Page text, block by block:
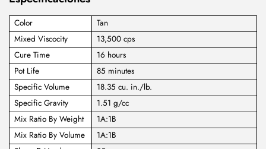
Color
Tan
Mixed Viscocity
13,500 cps
Cure Time
16 hours
Pot Life
85 minutes
Specific Volume
18.35 cu. in./lb.
Specific Gravity
1.51 g/cc
Mix Ratio By Weight
1A:1B
Mix Ratio By Volume
1A:1B